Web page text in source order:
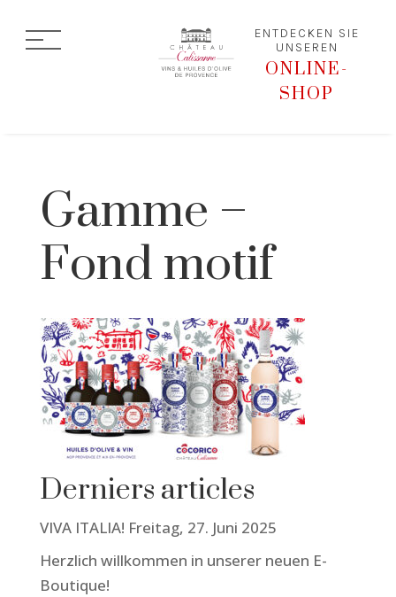
ENTDECKEN SIE
UNSEREN
ONLINE-
SHOP
Gamme –
Fond motif
Derniers articles
VIVA ITALIA! Freitag, 27. Juni 2025
Herzlich willkommen in unserer neuen E-
Boutique!